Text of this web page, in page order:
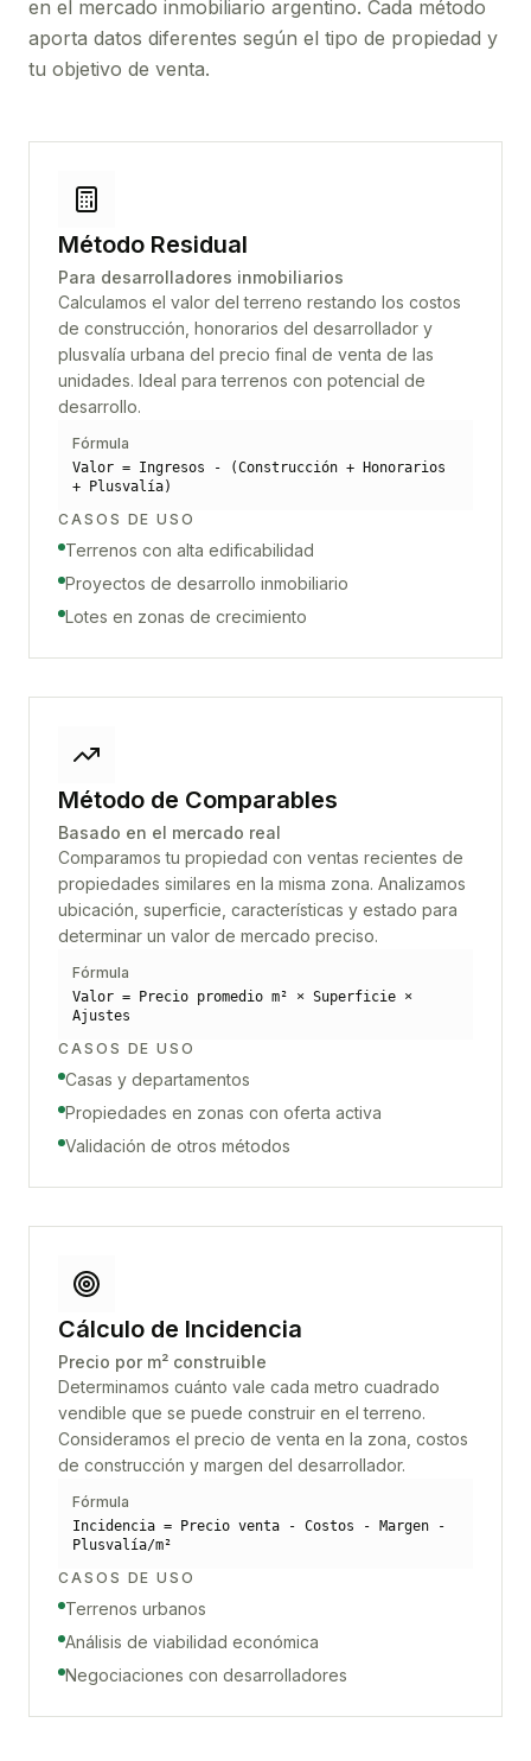
en el mercado inmobiliario argentino. Cada método
aporta datos diferentes según el tipo de propiedad y
tu objetivo de venta.
Método Residual
Para desarrolladores inmobiliarios
Calculamos el valor del terreno restando los costos
de construcción, honorarios del desarrollador y
plusvalía urbana del precio final de venta de las
unidades. Ideal para terrenos con potencial de
desarrollo.
Fórmula
Valor = Ingresos - (Construcción + Honorarios
+ Plusvalía)
CASOS DE USO
Terrenos con alta edificabilidad
Proyectos de desarrollo inmobiliario
Lotes en zonas de crecimiento
Método de Comparables
Basado en el mercado real
Comparamos tu propiedad con ventas recientes de
propiedades similares en la misma zona. Analizamos
ubicación, superficie, características y estado para
determinar un valor de mercado preciso.
Fórmula
Valor = Precio promedio m² × Superficie ×
Ajustes
CASOS DE USO
Casas y departamentos
Propiedades en zonas con oferta activa
Validación de otros métodos
Cálculo de Incidencia
Precio por m² construible
Determinamos cuánto vale cada metro cuadrado
vendible que se puede construir en el terreno.
Consideramos el precio de venta en la zona, costos
de construcción y margen del desarrollador.
Fórmula
Incidencia = Precio venta - Costos - Margen -
Plusvalía/m²
CASOS DE USO
Terrenos urbanos
Análisis de viabilidad económica
Negociaciones con desarrolladores